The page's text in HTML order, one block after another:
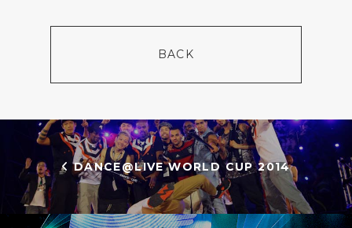
BACK
投稿ナビゲーション
DANCE@LIVE WORLD CUP 2014